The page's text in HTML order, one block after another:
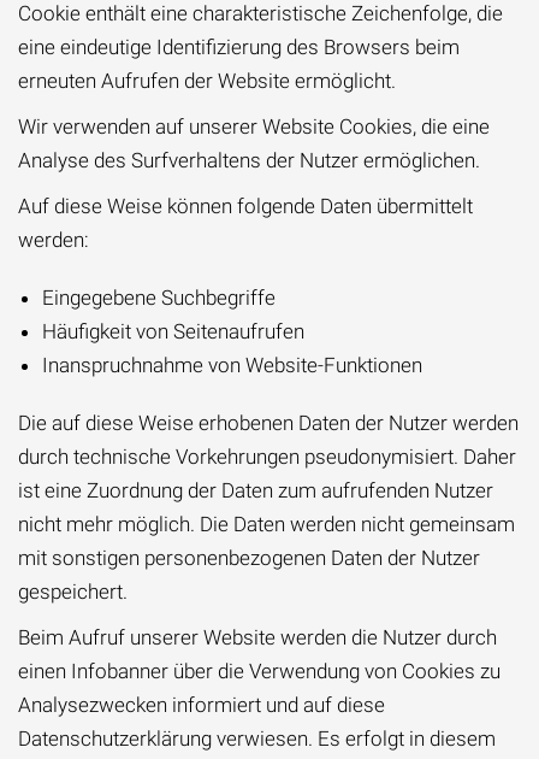
Cookie enthält eine charakteristische Zeichenfolge, die
eine eindeutige Identifizierung des Browsers beim
erneuten Aufrufen der Website ermöglicht.
Wir verwenden auf unserer Website Cookies, die eine
Analyse des Surfverhaltens der Nutzer ermöglichen.
Auf diese Weise können folgende Daten übermittelt
werden:
Eingegebene Suchbegriffe
Häufigkeit von Seitenaufrufen
Inanspruchnahme von Website-Funktionen
Die auf diese Weise erhobenen Daten der Nutzer werden
durch technische Vorkehrungen pseudonymisiert. Daher
ist eine Zuordnung der Daten zum aufrufenden Nutzer
nicht mehr möglich. Die Daten werden nicht gemeinsam
mit sonstigen personenbezogenen Daten der Nutzer
gespeichert.
Beim Aufruf unserer Website werden die Nutzer durch
einen Infobanner über die Verwendung von Cookies zu
Analysezwecken informiert und auf diese
Datenschutzerklärung verwiesen. Es erfolgt in diesem